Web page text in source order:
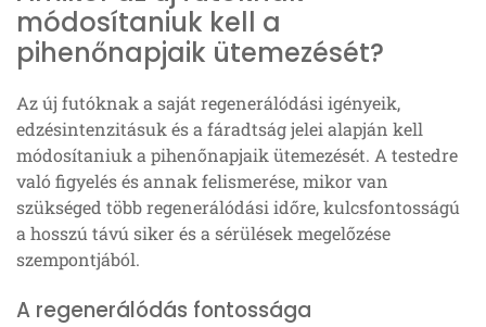
módosítaniuk kell a
pihenőnapjaik ütemezését?
Az új futóknak a saját regenerálódási igényeik,
edzésintenzitásuk és a fáradtság jelei alapján kell
módosítaniuk a pihenőnapjaik ütemezését. A testedre
való figyelés és annak felismerése, mikor van
szükséged több regenerálódási időre, kulcsfontosságú
a hosszú távú siker és a sérülések megelőzése
szempontjából.
A regenerálódás fontossága